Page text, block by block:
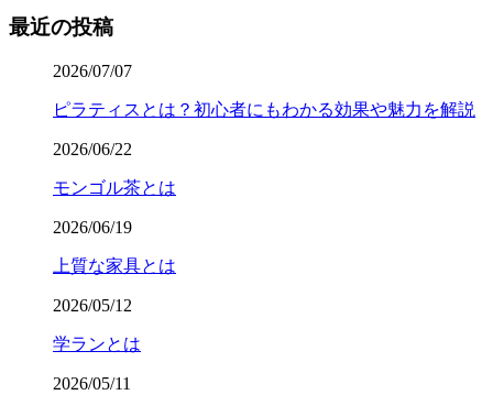
最近の投稿
2026/07/07
ピラティスとは？初心者にもわかる効果や魅力を解説
2026/06/22
モンゴル茶とは
2026/06/19
上質な家具とは
2026/05/12
学ランとは
2026/05/11